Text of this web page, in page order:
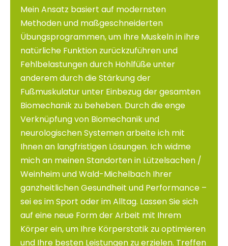
Mein Ansatz basiert auf modernsten
Methoden und maßgeschneiderten
Übungsprogrammen, um Ihre Muskeln in ihre
natürliche Funktion zurückzuführen und
Fehlbelastungen durch Hohlfüße unter
anderem durch die Stärkung der
Fußmuskulatur unter Einbezug der gesamten
Biomechanik zu beheben. Durch die enge
Verknüpfung von Biomechanik und
neurologischen Systemen arbeite ich mit
Ihnen an langfristigen Lösungen. Ich widme
mich an meinen Standorten in Lützelsachen /
Weinheim und Wald-Michelbach Ihrer
ganzheitlichen Gesundheit und Performance –
sei es im Sport oder im Alltag. Lassen Sie sich
auf eine neue Form der Arbeit mit Ihrem
Körper ein, um Ihre Körperstatik zu optimieren
und Ihre besten Leistungen zu erzielen. Treffen